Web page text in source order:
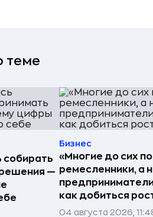
теме
собирать
—
Бизнес
«Многие до сих
ремесленники, а
как добиться
04 августа 2026,